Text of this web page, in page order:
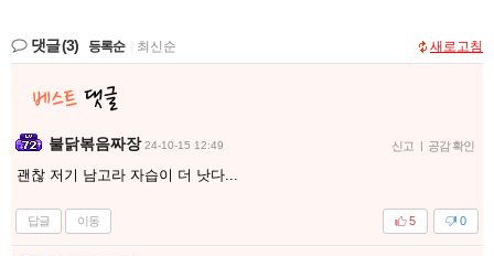
댓글(3) 등록순 최신순 새로고침
불닭볶음짜장 24-10-15 12:49 신고 | 공감 확인
괜찮 저기 남고라 자습이 더 낫다...
답글 이동 0
5